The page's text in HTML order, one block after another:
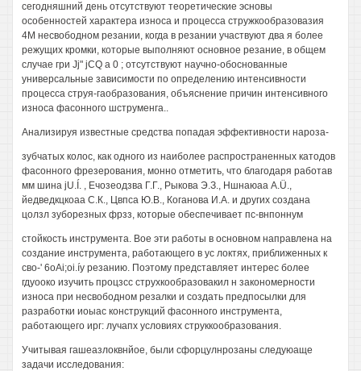
сегодняшний день отсутствуют теоретические эсновы
особенностей характера износа и процесса стружкообразовазия
4M несвободном резании, когда в резании участвуют два я более
режущих кромки, которые выполняют основное резание, в общем
случае гри Jj" jCQ a 0 ; отсутствуют научно-обоснованные
универсальные зависимости по определению интенсивности
процесса струя-гаобразования, объяснение причин интенсивного
износа фасонного шструменга..
Анализируя известные средства попадая эффективности нароза-
зубчатых колос, как одного из наиболее распространенных катодов
фасонного фрезерования, монно отметить, что благодаря работав
мм шина jU.Í. , Ечозеодзва Г.Г., Рыкова Э.З., Ншнаюаа A.Ü.,
йедведкцкоаа С.К., Цвпса Ю.В., Коганова И.А. и других создана
цолзл зуборезных фрзз, которые обеспечивает пс-внпоннум
стойкость инструмента. Вое эти работы в основном направлена на
создание инструмента, работающего в ус локтях, приближенных к
сво-' 6oAi;oi.íy резанию. Поэтому представляет интерес более
гдуооко изучить процзсс струхкообразовакил н закономерности
износа при несвободном резалки и создать предпосылки для
разработки иоыас конструкций фасонного инструмента,
работающего ирг: лучапх условиях струккообразования.
Учитывая гашеазлоквнйое, были сфорцулнрозаны следуюаще
задачи исследования: